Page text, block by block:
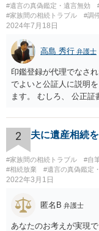
#遺言の真偽鑑定・遺言無効
#家族間の相続トラブル
#調
2024年7月18日
高島 秀行 弁護士
印鑑登録が代理でなさ
でよいと公証人に説明
ます。 むしろ、 公正
月に携帯が新しくなっ
「面会に来てくれ」で
話の使い方を教える為
電話が切れました。そ
にチップが埋められて
録、介護認定の資料、
2 夫に遺産相続
#家族間の相続トラブル #自
#相続放棄
#遺言の真偽鑑定
2022年3月1日
匿名B 弁護士
あなたのお考えが実現